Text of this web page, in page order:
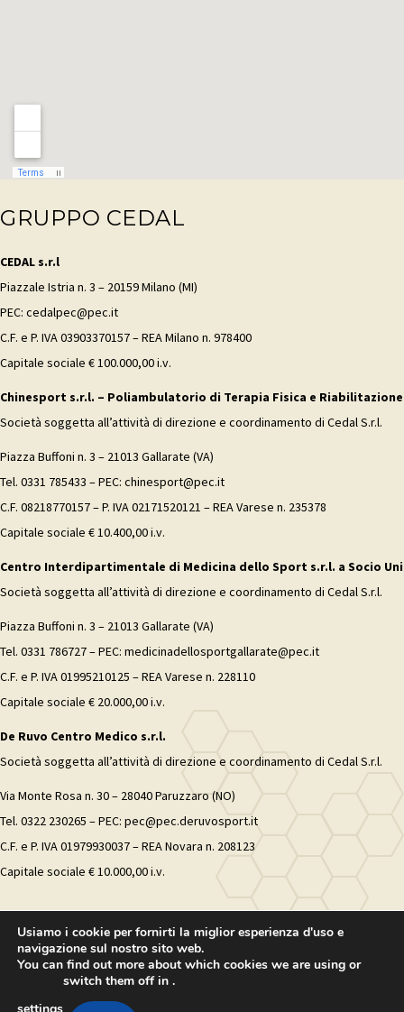
GRUPPO CEDAL
CEDAL s.r.l
Piazzale Istria n. 3 – 20159 Milano (MI)
PEC: cedalpec@pec.it
C.F. e P. IVA 03903370157 – REA Milano n. 978400
Capitale sociale € 100.000,00 i.v.
Chinesport s.r.l. – Poliambulatorio di Terapia Fisica e
Società soggetta all’attività di direzione e coordinamento di Cedal S.r.l.
Piazza Buffoni n. 3 – 21013 Gallarate (VA)
Tel. 0331 785433 – PEC: chinesport@pec.it
C.F. 08218770157 – P. IVA 02171520121 – REA Varese n. 235378
Capitale sociale € 10.400,00 i.v.
Centro Interdipartimentale di Medicina dello Sport s.r.l. a Socio
Società soggetta all’attività di direzione e coordinamento di Cedal S.r.l.
Piazza Buffoni n. 3 – 21013 Gallarate (VA)
Tel. 0331 786727 – PEC: medicinadellosportgallarate@pec.it
C.F. e P. IVA 01995210125 – REA Varese n. 228110
Capitale sociale € 20.000,00 i.v.
De Ruvo Centro Medico s.r.l.
Società soggetta all’attività di direzione e coordinamento di Cedal S.r.l.
Via Monte Rosa n. 30 – 28040 Paruzzaro (NO)
Tel. 0322 230265 – PEC: pec@pec.deruvosport.it
C.F. e P. IVA 01979930037 – REA Novara n. 208123
Capitale sociale € 10.000,00 i.v.
Usiamo i cookie per fornirti la miglior esperienza d'uso e
navigazione sul nostro sito web.
You can find out more about which cookies we are using or
switch them off in .